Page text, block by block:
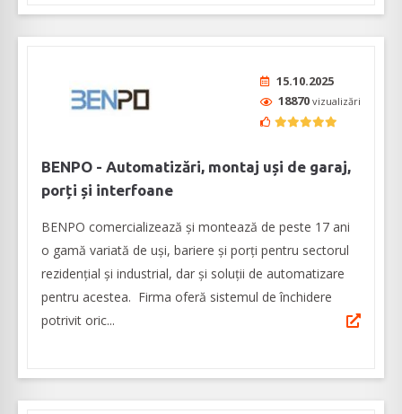
15.10.2025
18870 vizualizări
BENPO - Automatizări, montaj uși de garaj,
porți și interfoane
BENPO comercializează și montează de peste 17 ani
o gamă variată de uși, bariere și porți pentru sectorul
rezidențial și industrial, dar și soluții de automatizare
pentru acestea. Firma oferă sistemul de închidere
potrivit oric...